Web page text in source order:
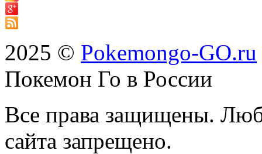
2025 © Pokemongo-GO.ru
Покемон Го в России
Все права защищены.
сайта запрещено.